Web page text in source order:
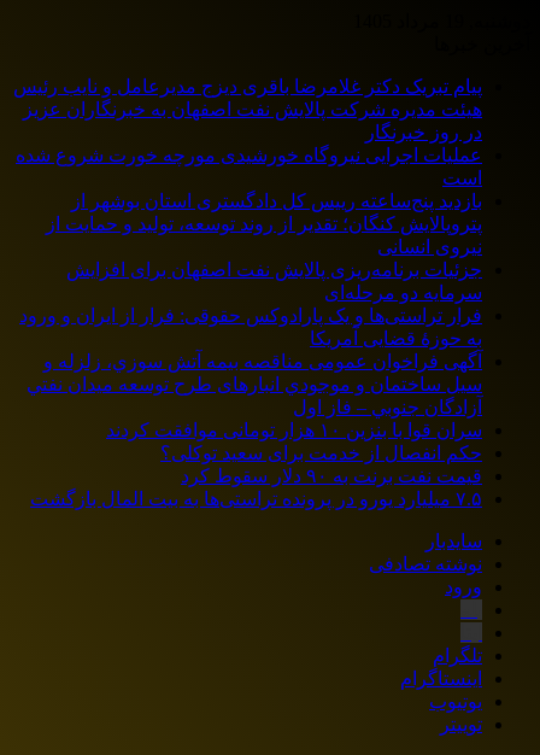
پیام تبریک دکتر غلامرضا باقری دیزج مدیرعامل و نایب رئیس
هیئت مدیره شرکت پالایش نفت اصفهان به خبرنگاران عزیز
در روز خبرنگار
عملیات اجرایی نیروگاه خورشیدی مورچه خورت شروع شده
است
بازدید پنج‌ساعته رییس کل دادگستری استان بوشهر از
پتروپالایش کنگان؛ تقدیر از روند توسعه، تولید و حمایت از
نیروی انسانی
جزئیات برنامه‌ریزی پالایش نفت اصفهان برای افزایش
سرمایه دو مرحله‌ای
فرار تراستی‌ها و یک پارادوکس حقوقی: فرار از ایران و ورود
به حوزۀ قضایی آمریکا
آگهی فراخوان عمومی مناقصه بيمه آتش سوزي، زلزله و
سیل ساختمان و موجودي انبارهای طرح توسعه ميدان نفتي
آزادگان جنوبي – فاز اول
سران قوا با بنزین ۱۰ هزار تومانی موافقت کردند
حکم انفصال از خدمت برای سعید توکلی؟
قیمت نفت برنت به ۹۰ دلار سقوط کرد
۷.۵ میلیارد یورو در پرونده تراستی‌ها به بیت المال بازگشت
سایدبار
نوشته تصادفی
ورود
تلگرام
اینستاگرام
یوتیوب
توییتر